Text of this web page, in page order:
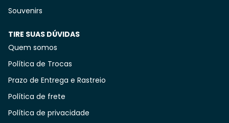
Souvenirs
TIRE SUAS DÚVIDAS
Quem somos
Política de Trocas
Prazo de Entrega e Rastreio
Política de frete
Política de privacidade